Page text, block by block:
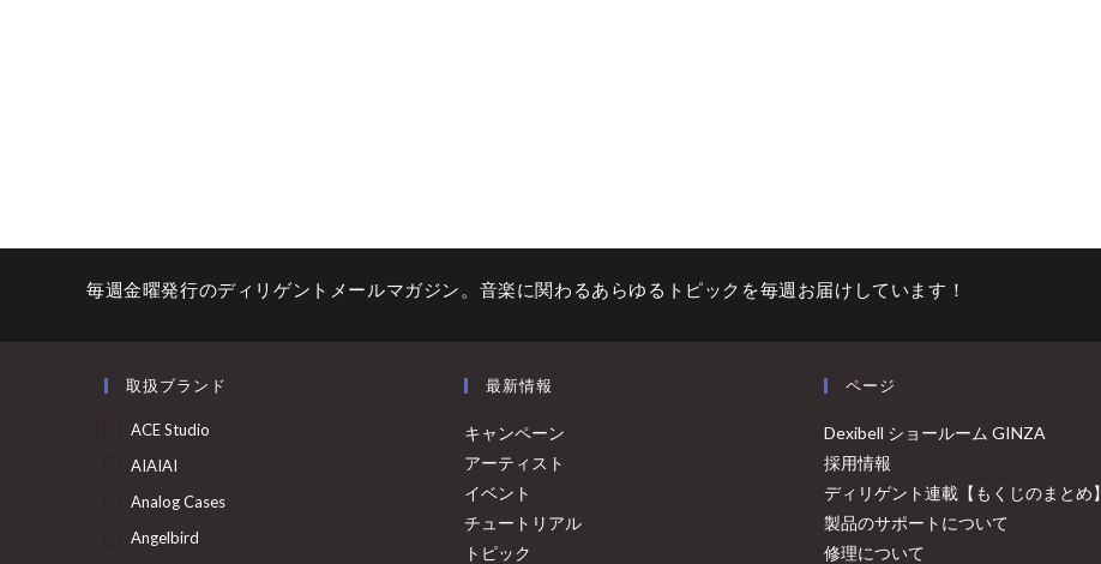
毎週金曜発行のディリゲントメールマガジン。音楽に関わるあらゆるトピックを毎週お届けしています！
取扱ブランド
ACE Studio
AIAIAI
Analog Cases
Angelbird
最新情報
キャンペーン
アーティスト
イベント
チュートリアル
トピック
ページ
Dexibell ショールーム GINZA
採用情報
ディリゲント連載【もくじのまとめ】
製品のサポートについて
修理について